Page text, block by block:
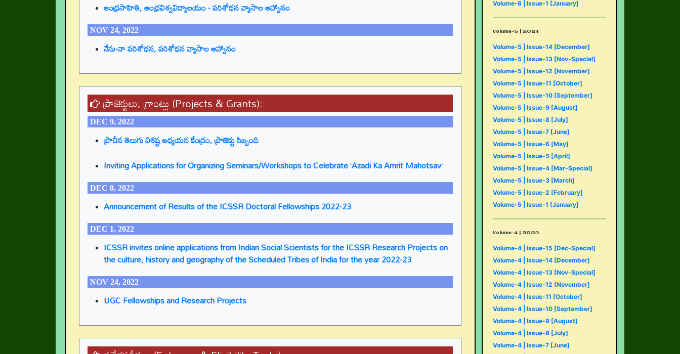
ఆంధ్రసాహితి, ఆంధ్రవిశ్వవిద్యాలయం - పరిశోధన వ్యాసాల ఆహ్వానం
NOV 24, 2022
నేను-నా పరిశోధన, పరిశోధన వ్యాసాల ఆహ్వానం
ప్రాజెక్టులు, గ్రాంట్లు (Projects & Grants):
DEC 9, 2022
ప్రాచీన తెలుగు విశిష్ట అధ్యయన కేంద్రం, ప్రాజెక్టు సిబ్బంది
Inviting Applications for Organizing Seminars/Workshops to Celebrate ‘Azadi Ka Amrit Mahotsav’
DEC 8, 2022
Announcement of Results of the ICSSR Doctoral Fellowships 2022-23
DEC 1, 2022
ICSSR invites online applications from Indian Social Scientists for the ICSSR Research Projects on
the culture, history and geography of the Scheduled Tribes of India for the year 2022-23
NOV 24, 2022
UGC Fellowships and Research Projects
Volume-6 | Issue-1 [January]
Volume-5 | 2024
Volume-5 | Issue-14 [December]
Volume-5 | Issue-13 [Nov-Special]
Volume-5 | Issue-12 [November]
Volume-5 | Issue-11 [October]
Volume-5 | Issue-10 [September]
Volume-5 | Issue-9 [August]
Volume-5 | Issue-8 [July]
Volume-5 | Issue-7 [June]
Volume-5 | Issue-6 [May]
Volume-5 | Issue-5 [April]
Volume-5 | Issue-4 [Mar-Special]
Volume-5 | Issue-3 [March]
Volume-5 | Issue-2 [February]
Volume-5 | Issue-1 [January]
Volume-4 | 2023
Volume-4 | Issue-15 [Dec-Special]
Volume-4 | Issue-14 [December]
Volume-4 | Issue-13 [Nov-Special]
Volume-4 | Issue-12 [November]
Volume-4 | Issue-11 [October]
Volume-4 | Issue-10 [September]
Volume-4 | Issue-9 [August]
Volume-4 | Issue-8 [July]
Volume-4 | Issue-7 [June]